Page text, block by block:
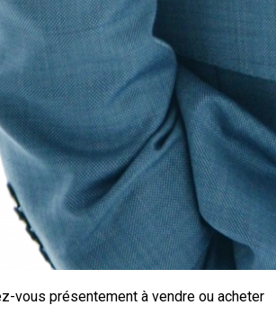
vous présentement à vendre ou acheter